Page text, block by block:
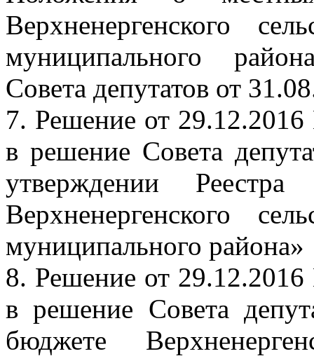
Верхненергенского
муниципального
Совета депутатов от
7. Решение от
в решение Совета
утверждении Реестра
Верхненергенского
муниципального района»
8. Решение от
в решение Совета
бюджете